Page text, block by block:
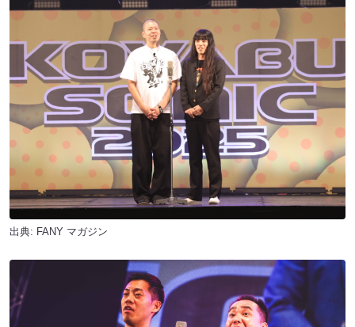
出典: FANY マガジン